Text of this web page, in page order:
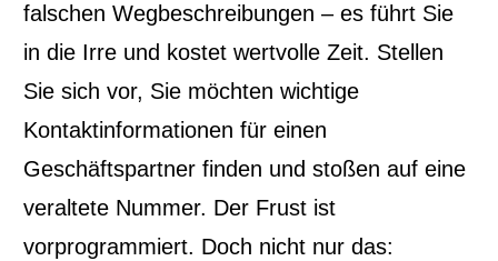
falschen Wegbeschreibungen – es führt Sie
in die Irre und kostet wertvolle Zeit. Stellen
Sie sich vor, Sie möchten wichtige
Kontaktinformationen für einen
Geschäftspartner finden und stoßen auf eine
veraltete Nummer. Der Frust ist
vorprogrammiert. Doch nicht nur das: